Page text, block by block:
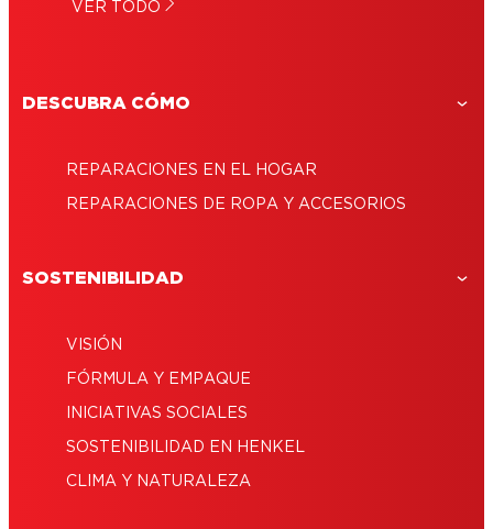
¿Cómo reparar gafas?
VER TODO
DESCUBRA CÓMO
REPARACIONES EN EL HOGAR
REPARACIONES DE ROPA Y ACCESORIOS
SOSTENIBILIDAD
VISIÓN
FÓRMULA Y EMPAQUE
INICIATIVAS SOCIALES
SOSTENIBILIDAD EN HENKEL
CLIMA Y NATURALEZA